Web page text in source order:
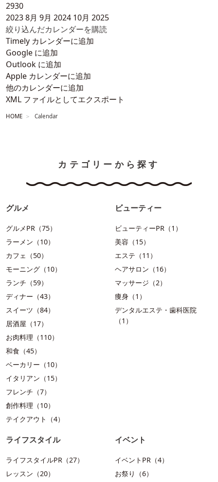
2930
20238月 9月 2024 10月 2025
絞り込んだカレンダーを購読
Timely カレンダーに追加
Google に追加
Outlook に追加
Apple カレンダーに追加
他のカレンダーに追加
XML ファイルとしてエクスポート
HOME Calendar
カテゴリーから探す
グルメ
グルメPR（75）
ラーメン（10）
カフェ（50）
モーニング（10）
ランチ（59）
ディナー（43）
スイーツ（84）
居酒屋（17）
お肉料理（110）
和食（45）
ベーカリー（10）
イタリアン（15）
フレンチ（7）
創作料理（10）
テイクアウト（4）
ビューティー
ビューティーPR（1）
美容（15）
エステ（11）
ヘアサロン（16）
マッサージ（2）
痩身（1）
デンタルエステ・歯科医院
（1）
ライフスタイル
ライフスタイルPR（27）
レッスン（20）
イベント
イベントPR（4）
お祭り（6）